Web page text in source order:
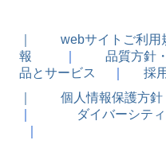
webサイトご利用
報
｜品質方針
品とサービス
｜採
｜個人情報保護方針
ダイバーシティ